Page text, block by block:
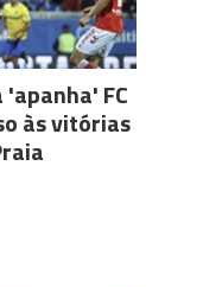
FC
às vitórias